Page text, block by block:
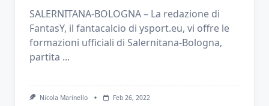
SALERNITANA-BOLOGNA – La redazione di
FantasY, il fantacalcio di ysport.eu, vi offre le
formazioni ufficiali di Salernitana-Bologna,
partita ...
Nicola Marinello Feb 26, 2022